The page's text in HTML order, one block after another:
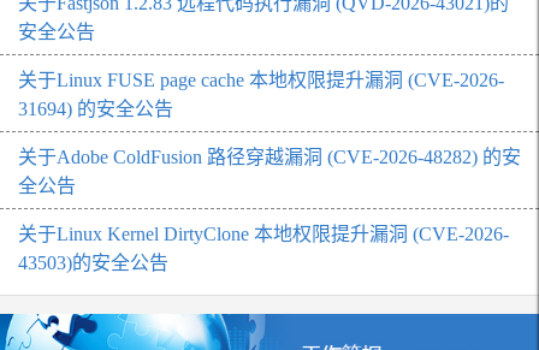
安全公告
关于Linux FUSE page cache 本地权限提升漏洞 (CVE-2026-
31694) 的安全公告
关于Adobe ColdFusion 路径穿越漏洞 (CVE-2026-48282) 的安
全公告
关于Linux Kernel DirtyClone 本地权限提升漏洞 (CVE-2026-
43503)的安全公告